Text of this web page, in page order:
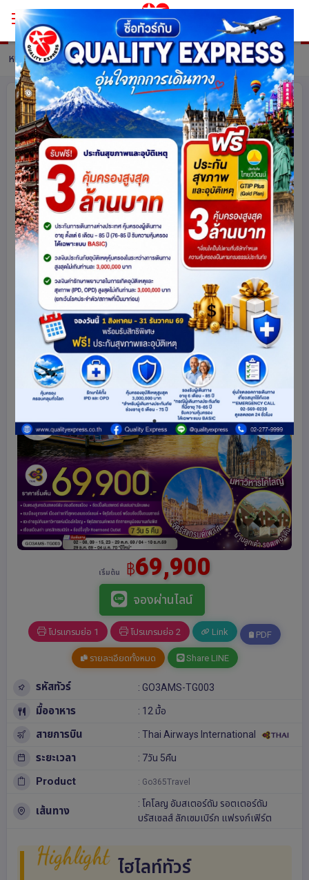
หน้าหลัก ทัวร์ Belgium รายละเอียดทัวร์
เที่ยวละไม สโลว์ไลฟ์เบเนลักซ์
เนเธอร์แลนด์ เยอรมนี ลักเซมเบิร์ก
เบลเยี่ยม 7 วัน 5 คืน โดยสายการบินไทย
(TG) บินตรงสู่นครอัมสเตอร์ดัม
เบลเยียม เยอรมนี ลักเซมเบิร์ก
เนเธอร์แลนด์
ยุโรป
1093 share
ดูโปรแกรมทัวร์ รหัสโปรแกรม :15770
เริ่มต้น ฿69,900
จองผ่านไลน์
โปรแกรมย่อ 1 โปรแกรมย่อ 2 Link PDF
รายละเอียดทั้งหมด Share LINE
รหัสทัวร์ : GO3AMS-TG003
มื้ออาหาร : 12 มื้อ
สายการบิน : Thai Airways International
ระยะเวลา : 7วัน 5คืน
Product : Go365Travel
เส้นทาง
: โคโลญ อัมสเตอร์ดัม รอตเตอร์ดัม
บรัสเซลส์ ลักเซมเบิร์ก แฟรงก์เฟิร์ต
Highlight ไฮไลท์ทัวร์